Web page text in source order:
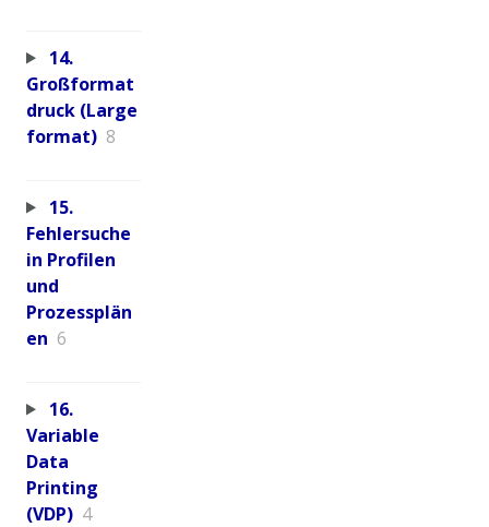
14.
Großformat
druck (Large
format) 8
15.
Fehlersuche
in Profilen
und
Prozessplän
en 6
16.
Variable
Data
Printing
(VDP) 4